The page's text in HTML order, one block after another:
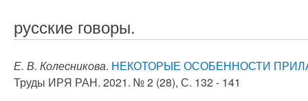
русские говоры.
Е. В. Колесникова. НЕКОТОРЫЕ ОСОБЕННОСТИ
Труды ИРЯ РАН. 2021. № 2 (28), С. 132 - 141